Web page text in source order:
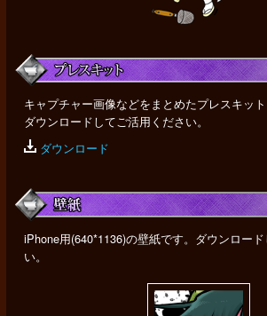
キャプチャー画像などをまとめたプレスキット
ダウンロードしてご活用ください。
ダウンロード
iPhone用(640*1136)の壁紙です。ダウンロー
い。